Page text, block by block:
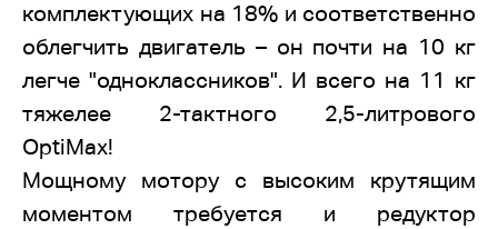
комплектующих на 18% и соответственно
облегчить двигатель – он почти на 10 кг
легче "одноклассников". И всего на 11 кг
тяжелее 2-тактного 2,5-литрового
OptiMax!
Мощному мотору с высоким крутящим
моментом требуется и редуктор